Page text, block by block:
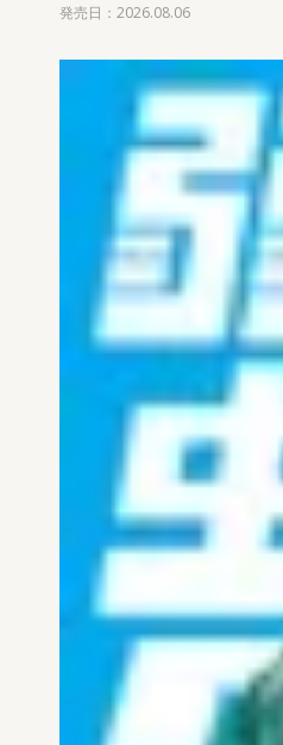
発売日：2026.08.06